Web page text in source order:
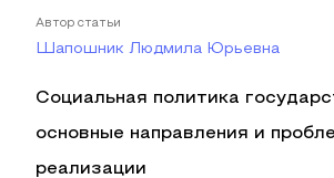
Автор статьи
Шапошник Людмила Юрьевна
Социальная политика
основные направления и
реализации